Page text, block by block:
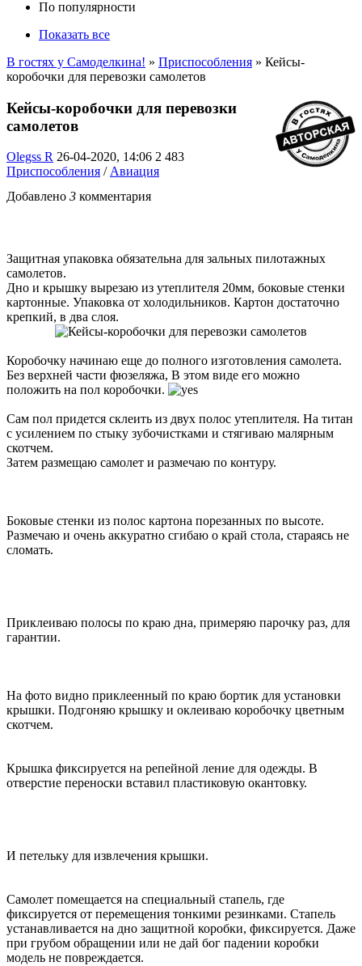
По популярности
Показать все
В гостях у Самоделкина! » Приспособления » Кейсы-
коробочки для перевозки самолетов
Кейсы-коробочки для перевозки
самолетов
Olegss R 26-04-2020, 14:06 2 483
Приспособления /Авиация
Добавлено 3 комментария
Защитная упаковка обязательна для зальных пилотажных
самолетов.
Дно и крышку вырезаю из утеплителя 20мм, боковые стенки
картонные. Упаковка от холодильников. Картон достаточно
крепкий, в два слоя.
Коробочку начинаю еще до полного изготовления самолета.
Без верхней части фюзеляжа, В этом виде его можно
положить на пол коробочки.
Сам пол придется склеить из двух полос утеплителя. На титан
с усилением по стыку зубочистками и стягиваю малярным
скотчем.
Затем размещаю самолет и размечаю по контуру.
Боковые стенки из полос картона порезанных по высоте.
Размечаю и очень аккуратно сгибаю о край стола, стараясь не
сломать.
Приклеиваю полосы по краю дна, примеряю парочку раз, для
гарантии.
На фото видно приклеенный по краю бортик для установки
крышки. Подгоняю крышку и оклеиваю коробочку цветным
скотчем.
Крышка фиксируется на репейной ление для одежды. В
отверстие переноски вставил пластиковую окантовку.
И петельку для извлечения крышки.
Самолет помещается на специальный стапель, где
фиксируется от перемещения тонкими резинками. Стапель
устанавливается на дно защитной коробки, фиксируется. Даже
при грубом обращении или не дай бог падении коробки
модель не повреждается.